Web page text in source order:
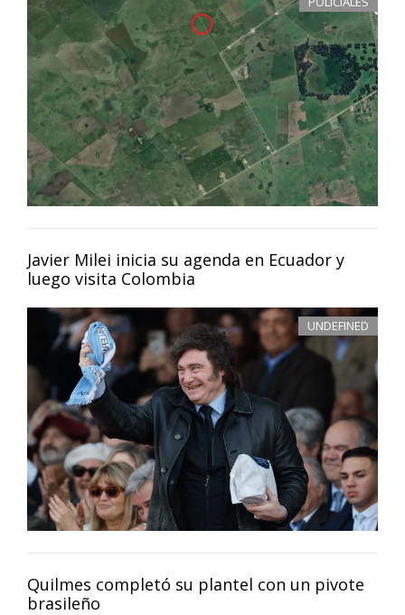
Javier Milei inicia su agenda en Ecuador y
luego visita Colombia
UNDEFINED
Quilmes completó su plantel con un pivote
brasileño